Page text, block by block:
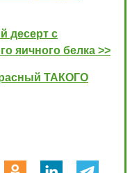
десерт с
яичного белка >>
ТАКОГО